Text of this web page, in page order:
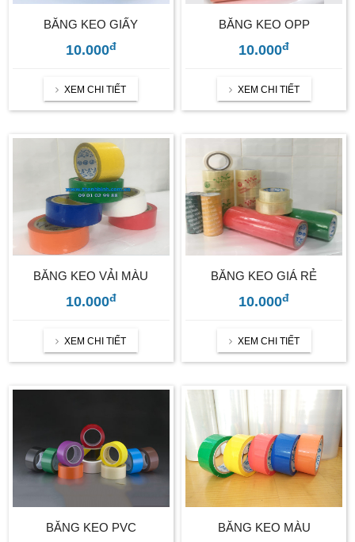
BĂNG KEO GIẤY
10.000đ
XEM CHI TIẾT
BĂNG KEO OPP
10.000đ
XEM CHI TIẾT
BĂNG KEO VẢI MÀU
10.000đ
XEM CHI TIẾT
BĂNG KEO GIÁ RẺ
10.000đ
XEM CHI TIẾT
BĂNG KEO PVC BĂNG KEO MÀU